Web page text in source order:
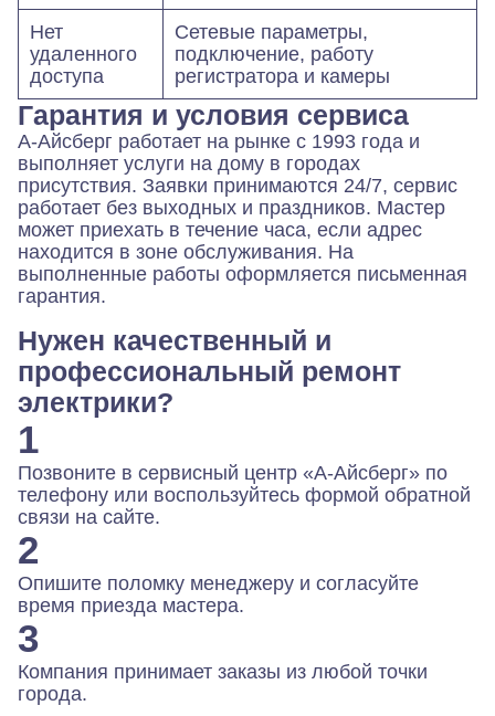
Нет
удаленного
доступа
Сетевые параметры,
подключение, работу
регистратора и камеры
Гарантия и условия сервиса
А-Айсберг работает на рынке с 1993 года и
выполняет услуги на дому в городах
присутствия. Заявки принимаются 24/7, сервис
работает без выходных и праздников. Мастер
может приехать в течение часа, если адрес
находится в зоне обслуживания. На
выполненные работы оформляется письменная
гарантия.
Нужен качественный и
профессиональный ремонт
электрики?
1
Позвоните в сервисный центр «А-Айсберг» по
телефону или воспользуйтесь формой обратной
связи на сайте.
2
Опишите поломку менеджеру и согласуйте
время приезда мастера.
3
Компания принимает заказы из любой точки
города.